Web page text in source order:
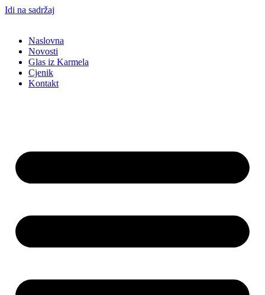
Idi na sadržaj
Naslovna
Novosti
Glas iz Karmela
Cjenik
Kontakt